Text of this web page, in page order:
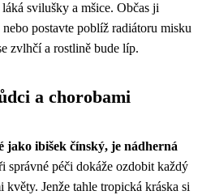
svilušky a mšice. Občas ji
postavte poblíž radiátoru misku
zvlhčí a rostlině bude líp.
a chorobami
jako ibišek čínský, je nádherná
správné péči dokáže ozdobit každý
Jenže tahle tropická kráska si